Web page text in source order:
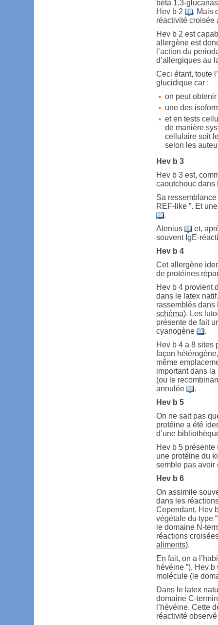
béta 1,3-
Hev b 2
. Mais
réactivité croisée
Hev b 2 est
allergène est
l’action du
d’allergiques au
Ceci étant, toute
glucidique car :
on peut
une des
et en tests
de manière
cellulaire soit
selon les
Hev b 3
Hev b 3 est,
caoutchouc dans
Sa
REF-like ”. Et
.
Alenius
et,
souvent IgE-
Hev b 4
Cet allergène
de protéines
Hev b 4 provient
dans le latex
rassemblés dans
schéma). Les
présente de fait
cyanogène
.
Hev b 4 a 8 sites
façon
même
important dans
(ou le
annulée
.
Hev b 5
On ne sait pas
protéine a été
d’une
Hev b 5 présente
une protéine du
semble pas avoir
Hev b 6
On assimile
dans les
Cependant, Hev
végétale du type
le domaine N-
réactions
aliments).
En fait, on a
hévéine ”), Hev
molécule (le
Dans le latex
domaine C-
l’hévéine. Cette
réactivité